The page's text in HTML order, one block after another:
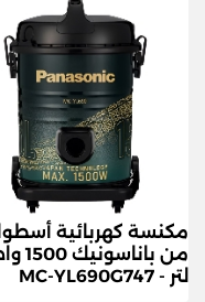
مكنسة كهربائية
لتر - MC-YL690G747